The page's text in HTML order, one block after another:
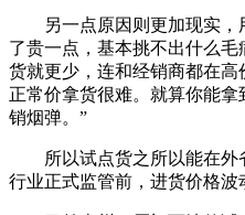
另一点原因则更加现实
了贵一点，基本挑不出什么毛
货就更少，连和经销商都在
正常价拿货很难。就算你能
销烟弹。”
所以试点货之所以能在
行业正式监管前，进货价格波